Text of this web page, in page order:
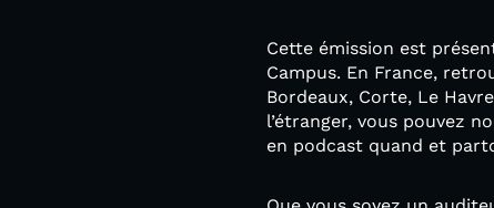
Cette émission est
Campus. En France,
Bordeaux, Corte, Le
l’étranger, vous pouvez
en podcast quand et